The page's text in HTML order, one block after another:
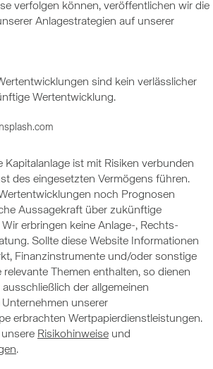
verfolgen können, veröffentlichen wir die
Anlagestrategien auf unserer
sind kein verlässlicher
Wertentwicklung.
Kapitalanlage ist mit Risiken verbunden
des eingesetzten Vermögens führen.
noch Prognosen
Aussagekraft über zukünftige
erbringen keine Anlage-, Rechts-
Sollte diese Website Informationen
Finanzinstrumente und/oder sonstige
relevante Themen enthalten, so dienen
der allgemeinen
unserer
erbrachten Wertpapierdienstleistungen.
Risikohinweise und
.